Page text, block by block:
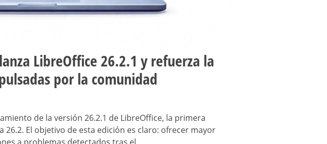
LibreOffice 26.2.1 y refuerza la
por la comunidad
de la versión 26.2.1 de LibreOffice, la primera
El objetivo de esta edición es claro: ofrecer mayor